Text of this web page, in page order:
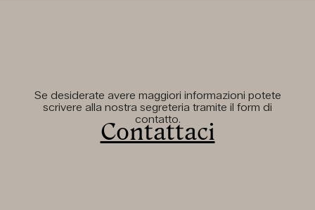
Se desiderate avere maggiori informazioni potete
scrivere alla nostra segreteria tramite il form di
contatto.
Contattaci